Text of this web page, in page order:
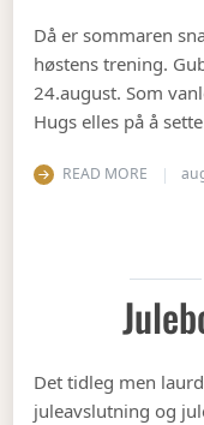
Då er sommaren
høstens trening.
24.august. Som
Hugs elles på å
READ MORE
Det tidleg men
juleavslutning og